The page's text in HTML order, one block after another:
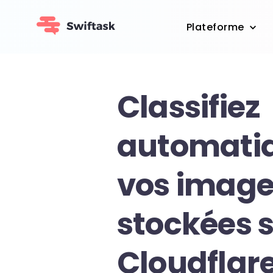
Plateforme
Classifiez
vos
stockées